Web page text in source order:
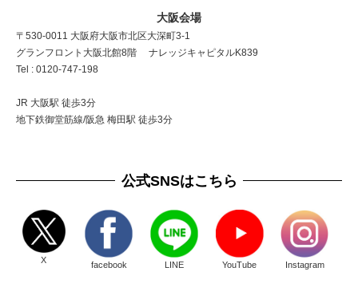
大阪会場
〒530-0011 大阪府大阪市北区大深町3-1
グランフロント大阪北館8階 ナレッジキャピタルK839
Tel : 0120-747-198
JR 大阪駅 徒歩3分
地下鉄御堂筋線/阪急 梅田駅 徒歩3分
公式SNSはこちら
X facebook LINE YouTube Instagram